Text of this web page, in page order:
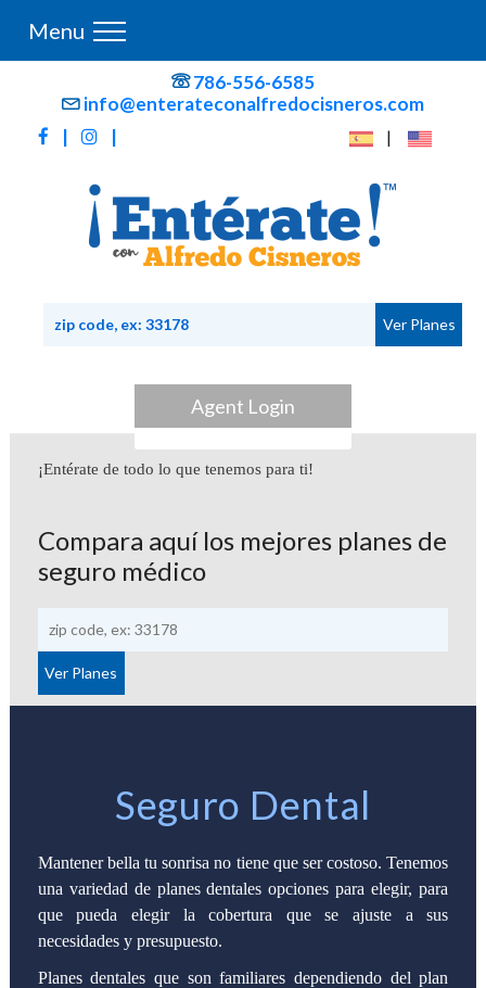
786-556-6585
info@enterateconalfredocisneros.com
|
| |
Agent Login
Menu
¡Entérate de todo lo que tenemos para ti!
Compara aquí los mejores planes de
seguro médico
Seguro Dental
Mantener bella tu sonrisa no tiene que ser costoso. Tenemos
una variedad de planes dentales opciones para elegir, para
que pueda elegir la cobertura que se ajuste a sus
necesidades y presupuesto.
Planes dentales que son familiares dependiendo del plan